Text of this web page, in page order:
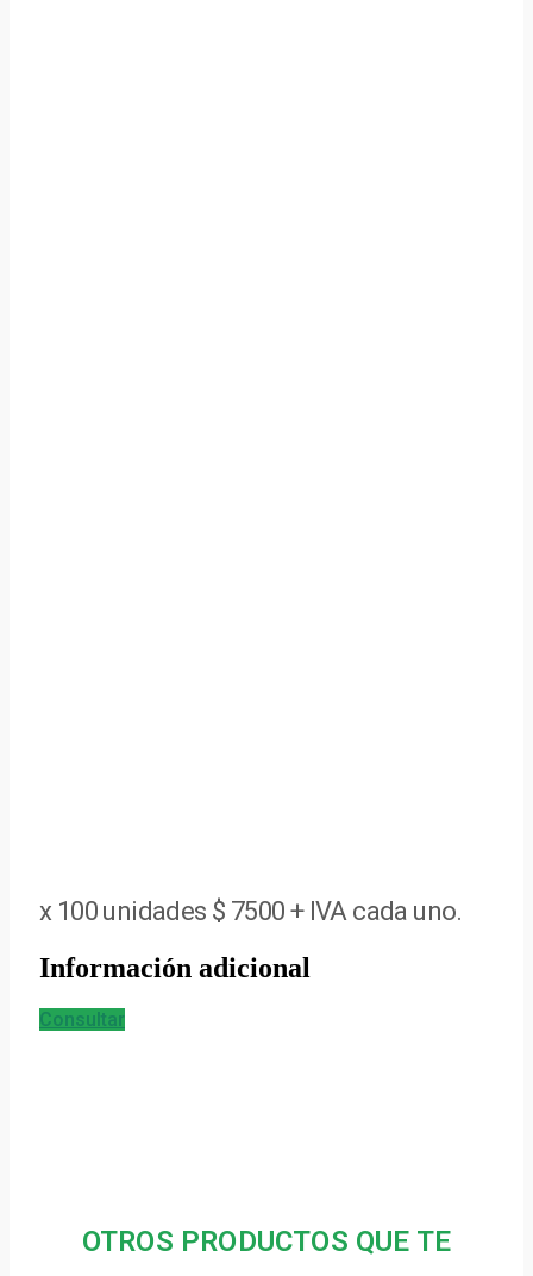
x 100 unidades $ 7500 + IVA cada uno.
Información adicional
Consultar
OTROS PRODUCTOS QUE TE